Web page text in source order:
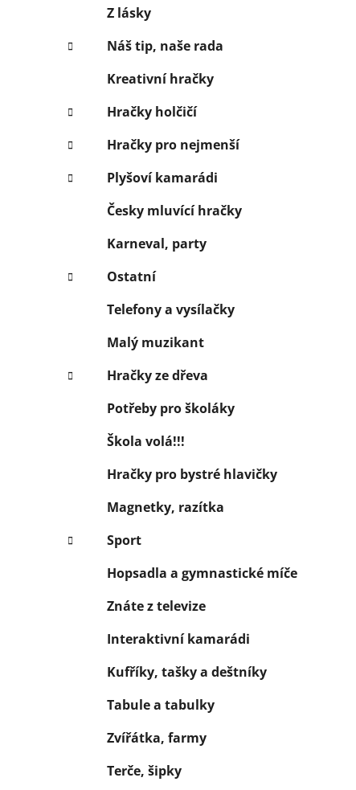
Z lásky
Náš tip, naše rada
Kreativní hračky
Hračky holčičí
Hračky pro nejmenší
Plyšoví kamarádi
Česky mluvící hračky
Karneval, party
Ostatní
Telefony a vysílačky
Malý muzikant
Hračky ze dřeva
Potřeby pro školáky
Škola volá!!!
Hračky pro bystré hlavičky
Magnetky, razítka
Sport
Hopsadla a gymnastické míče
Znáte z televize
Interaktivní kamarádi
Kufříky, tašky a deštníky
Tabule a tabulky
Zvířátka, farmy
Terče, šipky